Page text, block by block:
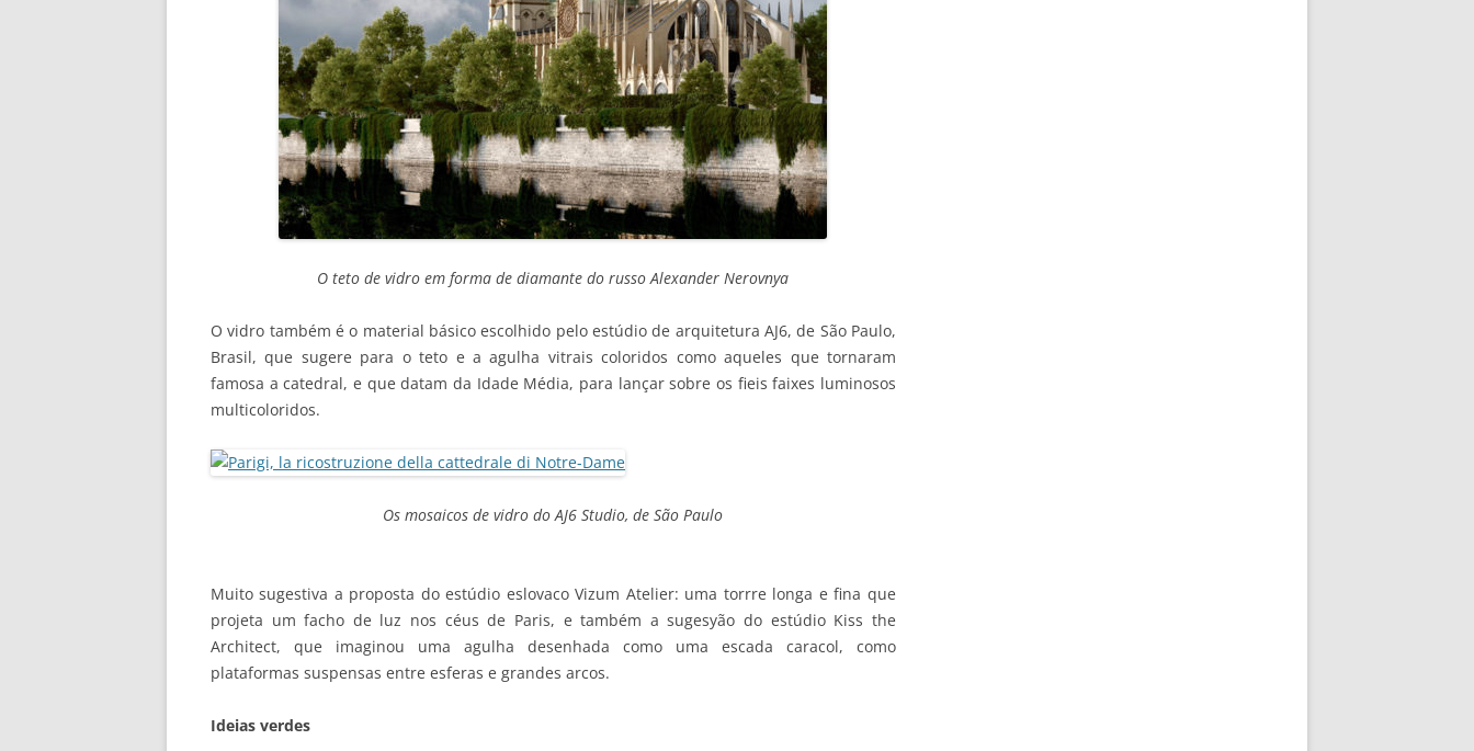
O teto de vidro em forma de diamante do russo Alexander Nerovnya
O vidro também é o material básico escolhido pelo estúdio de arquitetura AJ6, de São Paulo,
Brasil, que sugere para o teto e a agulha vitrais coloridos como aqueles que tornaram
famosa a catedral, e que datam da Idade Média, para lançar sobre os fieis faixes luminosos
multicoloridos.
Os mosaicos de vidro do AJ6 Studio, de São Paulo
Muito sugestiva a proposta do estúdio eslovaco Vizum Atelier: uma torrre longa e fina que
projeta um facho de luz nos céus de Paris, e também a sugesyão do estúdio Kiss the
Architect, que imaginou uma agulha desenhada como uma escada caracol, como
plataformas suspensas entre esferas e grandes arcos.
Ideias verdes